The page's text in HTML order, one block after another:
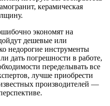
керамическая
экономят на
дешевые или
недорогие инструменты
дать погрешности в работе,
переделывать все
лучше приобрести
производителей —